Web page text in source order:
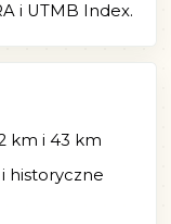
i UTMB Index.
km i 43 km
historyczne